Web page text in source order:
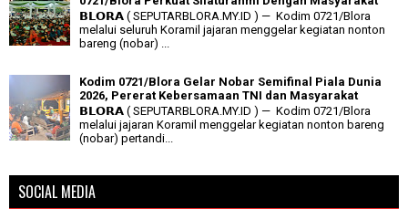
𝗕𝗟𝗢𝗥𝗔 ( SEPUTARBLORA.MY.ID ) — Kodim 0721/Blora
melalui seluruh Koramil jajaran menggelar kegiatan nonton
bareng (nobar) ...
Kodim 0721/Blora Gelar Nobar Semifinal Piala Dunia
2026, Pererat Kebersamaan TNI dan Masyarakat
𝗕𝗟𝗢𝗥𝗔 ( SEPUTARBLORA.MY.ID ) — Kodim 0721/Blora
melalui jajaran Koramil menggelar kegiatan nonton bareng
(nobar) pertandi...
SOCIAL MEDIA